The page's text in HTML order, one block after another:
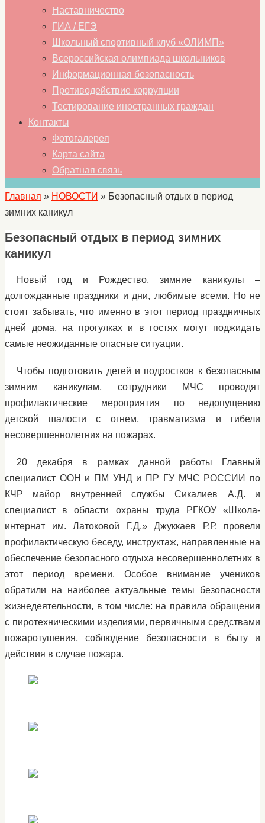
Наставничество
ГИА / ЕГЭ
Школьный спортивный клуб «ОЛИМП»
Всероссийская олимпиада школьников
Информационная безопасность
Противодействие коррупции
Тестирование иностранных граждан
Контакты
Фотогалерея
Карта сайта
Обратная связь
Главная » НОВОСТИ » Безопасный отдых в период
зимних каникул
Безопасный отдых в период зимних
каникул
Новый год и Рождество, зимние каникулы –
долгожданные праздники и дни, любимые всеми. Но не
стоит забывать, что именно в этот период праздничных
дней дома, на прогулках и в гостях могут поджидать
самые неожиданные опасные ситуации.
Чтобы подготовить детей и подростков к безопасным
зимним каникулам, сотрудники МЧС проводят
профилактические мероприятия по недопущению
детской шалости с огнем, травматизма и гибели
несовершеннолетних на пожарах.
20 декабря в рамках данной работы Главный
специалист ООН и ПМ УНД и ПР ГУ МЧС РОССИИ по
КЧР майор внутренней службы Сикалиев А.Д. и
специалист в области охраны труда РГКОУ «Школа-
интернат им. Латоковой Г.Д.» Джуккаев Р.Р. провели
профилактическую беседу, инструктаж, направленные на
обеспечение безопасного отдыха несовершеннолетних в
этот период времени. Особое внимание учеников
обратили на наиболее актуальные темы безопасности
жизнедеятельности, в том числе: на правила обращения
с пиротехническими изделиями, первичными средствами
пожаротушения, соблюдение безопасности в быту и
действия в случае пожара.